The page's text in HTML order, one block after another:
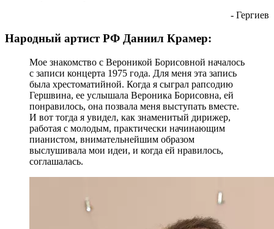
- Гергиев
Народный артист РФ Даниил Крамер:
Мое знакомство с Вероникой Борисовной началось
с записи концерта 1975 года. Для меня эта запись
была хрестоматийной. Когда я сыграл рапсодию
Гершвина, ее услышала Вероника Борисовна, ей
понравилось, она позвала меня выступать вместе.
И вот тогда я увидел, как знаменитый дирижер,
работая с молодым, практически начинающим
пианистом, внимательнейшим образом
выслушивала мои идеи, и когда ей нравилось,
соглашалась.